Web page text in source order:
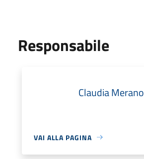
Responsabile
Claudia Merano
VAI ALLA PAGINA